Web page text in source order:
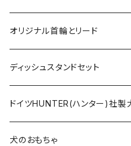
オリジナルロングリード
オリジナル首輪とリード
ロープとヌメ革の首輪とリード
ヌメ革の首輪とリード
アニリンレザーの首輪とリード
ディッシュスタンドセット
無垢の木とステンレスのディッシ
超小型犬〜中型犬サイズ
無垢の木と陶器のディッシュスタ
ドイツHUNTER(ハンター)社製
HUNTER(ハンター）社製首輪
犬のおもちゃ